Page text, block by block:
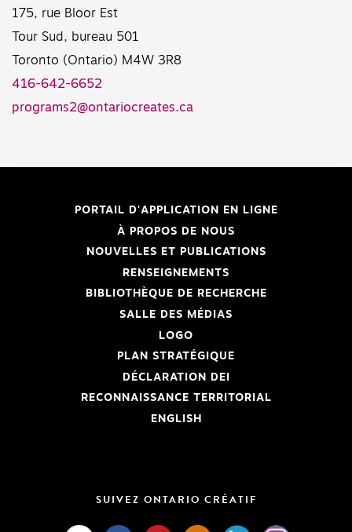
175, rue Bloor Est
Tour Sud, bureau 501
Toronto (Ontario) M4W 3R8
416-642-6652
programs2@ontariocreates.ca
PORTAIL D'APPLICATION EN LIGNE
À PROPOS DE NOUS
NOUVELLES ET PUBLICATIONS
RENSEIGNEMENTS
BIBLIOTHÈQUE DE RECHERCHE
SALLE DES MÉDIAS
LOGO
PLAN STRATÉGIQUE
DÉCLARATION DEI
RECONNAISSANCE TERRITORIAL
ENGLISH
SUIVEZ ONTARIO CRÉATIF